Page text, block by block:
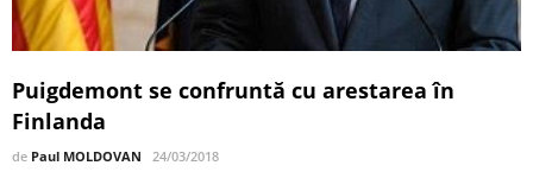
Puigdemont se confruntă cu arestarea în
Finlanda
de Paul MOLDOVAN 24/03/2018